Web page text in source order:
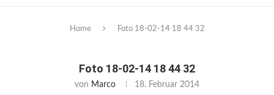
Home Foto 18-02-14 18 44 32
Foto 18-02-14 18 44 32
von Marco 18. Februar 2014